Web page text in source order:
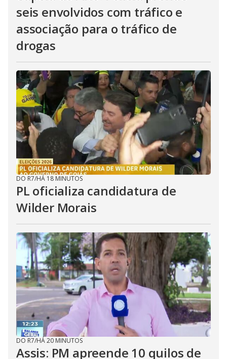
seis envolvidos com tráfico e
associação para o tráfico de
drogas
DO R7/HÁ 18 MINUTOS
PL oficializa candidatura de
Wilder Morais
DO R7/HÁ 20 MINUTOS
Assis: PM apreende 10 quilos de